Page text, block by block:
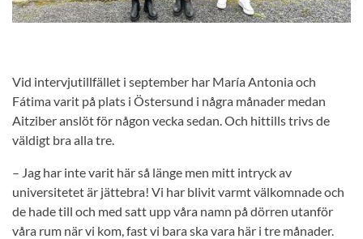
Vid intervjutillfället i september har María Antonia och
Fátima varit på plats i Östersund i några månader medan
Aitziber anslöt för någon vecka sedan. Och hittills trivs de
väldigt bra alla tre.
– Jag har inte varit här så länge men mitt intryck av
universitetet är jättebra! Vi har blivit varmt välkomnade och
de hade till och med satt upp våra namn på dörren utanför
våra rum när vi kom, fast vi bara ska vara här i tre månader.